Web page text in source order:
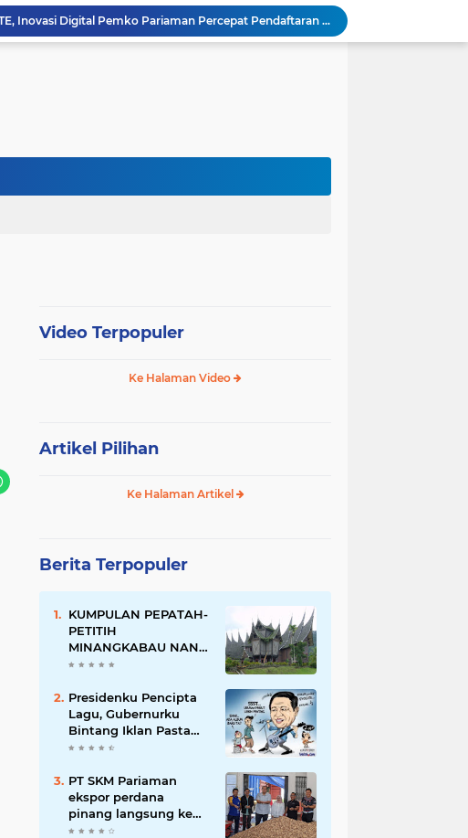
SEPEDA TANTE, Inovasi Digital Pemko Pariaman Percepat Pendaftaran Tanda Tangan Elektronik
Tingkatkan Mutu Pelayanan, Pemko Pariaman Gandeng RSUP Dr. M. Djamil Padang
Pemkot Pariaman Mulai Pusdiklat Paskibraka 2026, Wali Kota Tekankan Pentingnya Disiplin
Video Terpopuler
Ke Halaman Video
Artikel Pilihan
Ke Halaman Artikel
Berita Terpopuler
KUMPULAN PEPATAH-
PETITIH
MINANGKABAU NAN
ELOK
Presidenku Pencipta
Lagu, Gubernurku
Bintang Iklan Pasta
Gigi
PT SKM Pariaman
ekspor perdana
pinang langsung ke
India